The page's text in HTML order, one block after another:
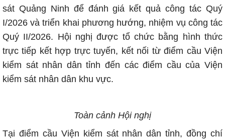
sát Quảng Ninh để đánh giá kết quả công tác Quý
I/2026 và triển khai phương hướng, nhiệm vụ công tác
Quý II/2026. Hội nghị được tổ chức bằng hình thức
trực tiếp kết hợp trực tuyến, kết nối từ điểm cầu Viện
kiểm sát nhân dân tỉnh đến các điểm cầu của Viện
kiểm sát nhân dân khu vực.
Toàn cảnh Hội nghị
Tại điểm cầu Viện kiểm sát nhân dân tỉnh, đồng chí